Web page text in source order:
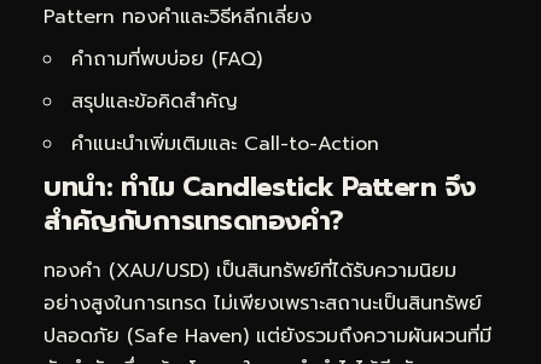
Pattern ทองคำและวิธีหลีกเลี่ยง
คำถามที่พบบ่อย (FAQ)
สรุปและข้อคิดสำคัญ
คำแนะนำเพิ่มเติมและ Call-to-Action
บทนำ: ทำไม Candlestick Pattern จึง
สำคัญกับการเทรดทองคำ?
ทองคำ (XAU/USD) เป็นสินทรัพย์ที่ได้รับความนิยม
อย่างสูงในการเทรด ไม่เพียงเพราะสถานะเป็นสินทรัพย์
ปลอดภัย (Safe Haven) แต่ยังรวมถึงความผันผวนที่มี